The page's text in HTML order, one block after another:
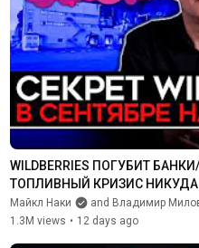
WILDBERRIES ПОГУБИТ
ТОПЛИВНЫЙ КРИЗИС НИКУДА
Майкл Наки
and Владимир
1.3M views • 12 days ago